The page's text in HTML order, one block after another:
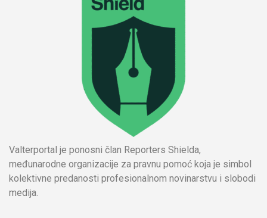
Valterportal je ponosni član Reporters Shielda,
međunarodne organizacije za pravnu pomoć koja je simbol
kolektivne predanosti profesionalnom novinarstvu i slobodi
medija.